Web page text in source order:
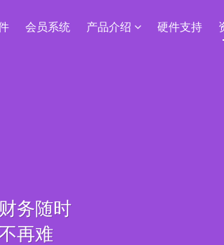
会员系统 产品介绍 硬件支持
务随时
再难